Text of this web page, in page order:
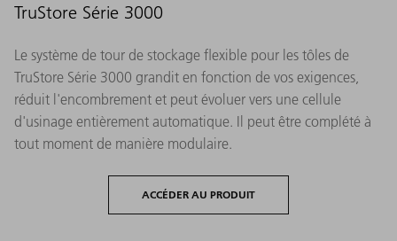
TruStore Série 3000
Le système de tour de stockage flexible pour les tôles de
TruStore Série 3000 grandit en fonction de vos exigences,
réduit l'encombrement et peut évoluer vers une cellule
d'usinage entièrement automatique. Il peut être complété à
tout moment de manière modulaire.
ACCÉDER AU PRODUIT